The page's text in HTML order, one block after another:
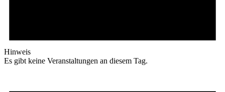
Hinweis
Es gibt keine Veranstaltungen an diesem Tag.